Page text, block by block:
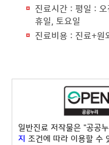
진료시간 : 평일 :
휴일, 토요일
진료비용 : 진료+원
일반진료 저작물은 "공공
지 조건에 따라 이용할 수